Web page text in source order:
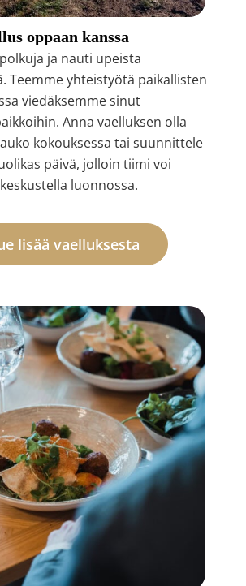
oppaan kanssa
ja nauti upeista
Teemme yhteistyötä paikallisten
viedäksemme sinut
Anna vaelluksen olla
kokouksessa tai suunnittele
päivä, jolloin tiimi voi
luonnossa.
lisää vaelluksesta